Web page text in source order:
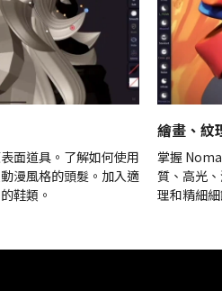
面道具。了解如何使用
漫風格的頭髮。加入適
鞋類。
繪畫、紋
掌握
質、高光
理和精細